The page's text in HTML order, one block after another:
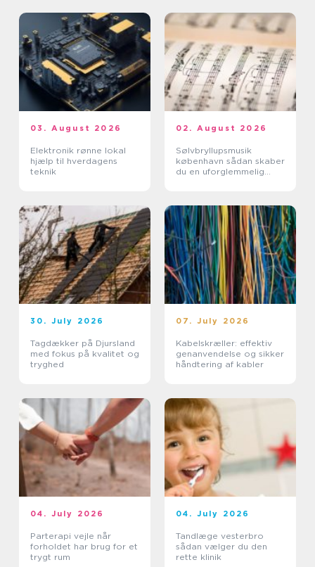
03. August 2026
Elektronik rønne lokal
hjælp til hverdagens
teknik
02. August 2026
Sølvbryllupsmusik
københavn sådan skaber
du en uforglemmelig
30. July 2026
Tagdækker på Djursland
med fokus på kvalitet og
tryghed
07. July 2026
Kabelskræller: effektiv
genanvendelse og sikker
håndtering af kabler
04. July 2026
Parterapi vejle når
forholdet har brug for et
trygt rum
04. July 2026
Tandlæge vesterbro
sådan vælger du den
rette klinik